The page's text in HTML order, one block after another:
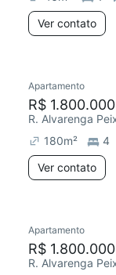
Ver contato
Apartamento
R$ 1.800.000
R. Alvarenga
180m² 4
Ver contato
Apartamento
R$ 1.800.000
R. Alvarenga